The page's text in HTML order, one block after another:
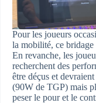
Pour les joueurs
la mobilité, ce bridage
En revanche, les
recherchent des
être déçus et
(90W de TGP) mais
peser le pour et le